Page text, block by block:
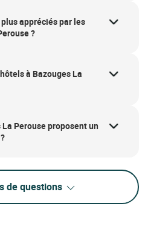
appréciés par les
?
à Bazouges La
Perouse proposent un
de questions